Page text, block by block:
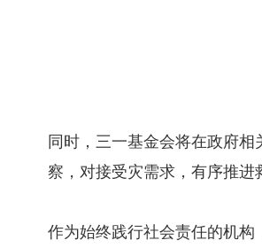
同时，三一基金会将在政府
察，对接受灾需求，有序推进
作为始终践行社会责任的机